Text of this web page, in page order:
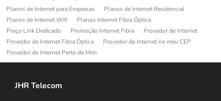
Planos de Internet para Empresas
Planos de Internet Residencial
Planos de Internet Wifi
Planos Internet Fibra Óptica
Preço Link Dedicado
Promoção Internet Fibra
Provedor de Internet
Provedor de Internet Fibra Óptica
Provedor de Internet no meu CEP
Provedor de Internet Perto de Mim
JHR Telecom